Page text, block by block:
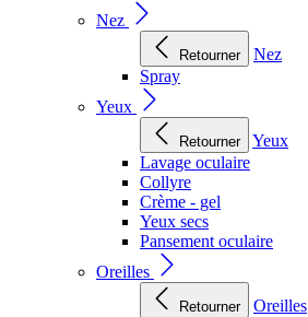
Nez
Retourner
Nez
Spray
Yeux
Retourner
Yeux
Lavage oculaire
Collyre
Crème - gel
Yeux secs
Pansement oculaire
Oreilles
Retourner
Oreilles